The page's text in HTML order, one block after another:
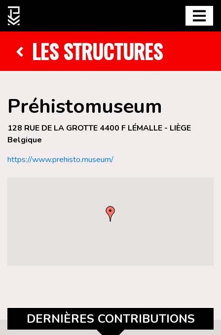
LES STRUCTURES
Préhistomuseum
128 RUE DE LA GROTTE 4400 F LÉMALLE - LIÈGE
Belgique
https://www.prehisto.museum/
DERNIÈRES CONTRIBUTIONS